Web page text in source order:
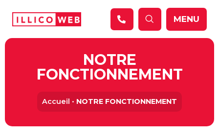
MENU
NOTRE
FONCTIONNEMENT
Accueil • NOTRE FONCTIONNEMENT
Panneau de gestion des cookies